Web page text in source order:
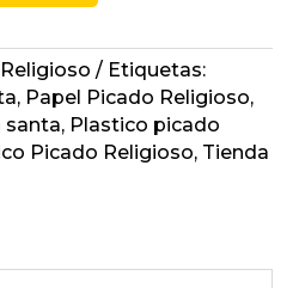
Religioso
Etiquetas:
, Papel Picado Religioso,
santa, Plastico picado
Picado Religioso, Tienda